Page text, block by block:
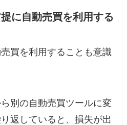
に自動売買を利用する
買を利用することも意識
別の自動売買ツールに変
返していると、損失が出